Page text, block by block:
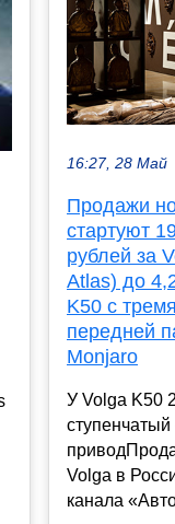
16:27, 28 Май
Продажи
стартуют
рублей за
Atlas) до
K50 с
передней
Monjaro
У Volga K50
Volga в
канала